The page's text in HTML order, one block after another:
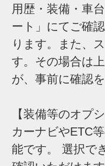
用歴・装備・車
ート」にてご確
ります。また、
す。その場合は
が、事前に確認
【装備等のオプ
カーナビやETC
能です。 選択で